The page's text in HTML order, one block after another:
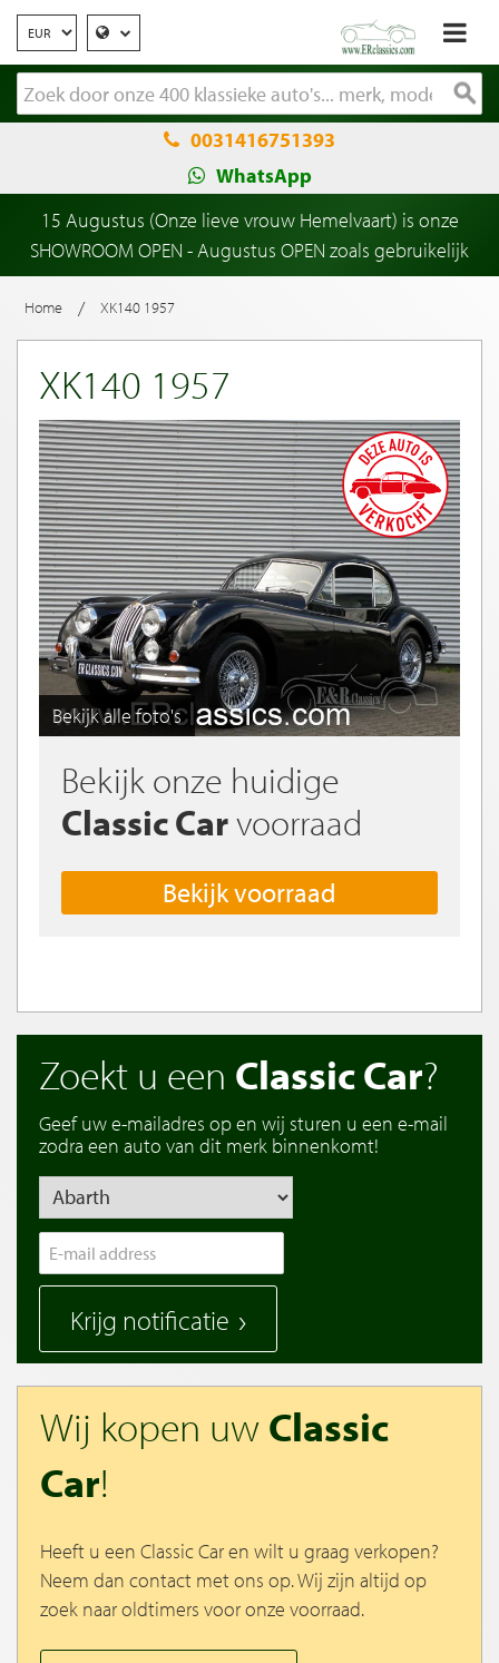
0031416751393
WhatsApp
15 Augustus (Onze lieve vrouw Hemelvaart) is onze
SHOWROOM OPEN - Augustus OPEN zoals gebruikelijk
Home / XK140 1957
XK140 1957
Bekijk alle foto's
Bekijk onze huidige
Classic Carvoorraad
Bekijk voorraad
Zoekt u een Classic Car?
Geef uw e-mailadres op en wij sturen u een e-mail
zodra een auto van dit merk binnenkomt!
Krijg notificatie
Wij kopen uwClassic
Car!
Heeft u een Classic Car en wilt u graag verkopen?
Neem dan contact met ons op. Wij zijn altijd op
zoek naar oldtimers voor onze voorraad.